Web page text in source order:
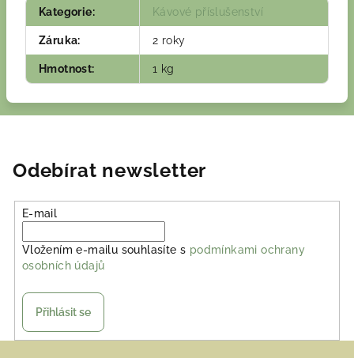
Kategorie: Kávové příslušenství
Záruka: 2 roky
Hmotnost: 1 kg
Odebírat newsletter
E-mail
Vložením e-mailu souhlasíte s podmínkami ochrany
osobních údajů
Přihlásit se